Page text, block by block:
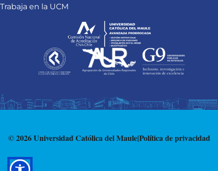
Trabaja en la UCM
© 2026 Universidad Católica del Maule|Política de privacidad